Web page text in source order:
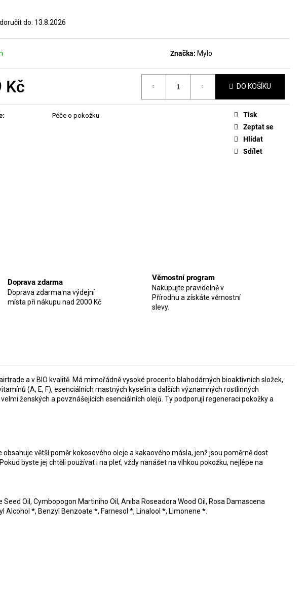
do: 13.8.2026
Značka: Mylo
Kč DO KOŠÍKU
: Péče o pokožku
Tisk
Zeptat se
Hlídat
Sdílet
Doprava zdarma
Doprava zdarma na výdejní
místa při nákupu nad 2000 Kč
Věrnostní program
Nakupujte pravidelně v
Přírodnu a získáte věrnostní
slevy.
a v BIO kvalitě. Má mimořádně vysoké procento blahodárných bioaktivních složek,
(A, E, F), esenciálních mastných kyselin a dalších významných rostlinných
ženských a povznášejících esenciálních olejů. Ty podporují regeneraci pokožky a
větší poměr kokosového oleje a kakaového másla, jenž jsou poměrně dost
. Pokud byste jej chtěli používat i na pleť, vždy nanášet na vlhkou pokožku, nejlépe na
Oil, Cymbopogon Martiniho Oil, Aniba Roseadora Wood Oil, Rosa Damascena
Alcohol *, Benzyl Benzoate *, Farnesol *, Linalool *, Limonene *.
MANUCURIST ODLAKOVAČ GREEN™ &
200 Kč